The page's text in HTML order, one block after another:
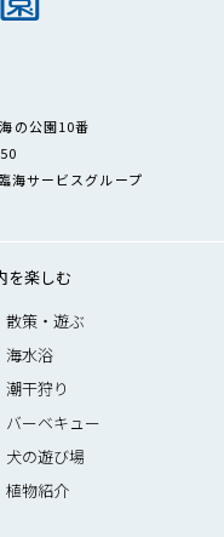
の公園10番
海サービスグループ
を楽しむ
散策・遊ぶ
海水浴
潮干狩り
バーベキュー
犬の遊び場
植物紹介